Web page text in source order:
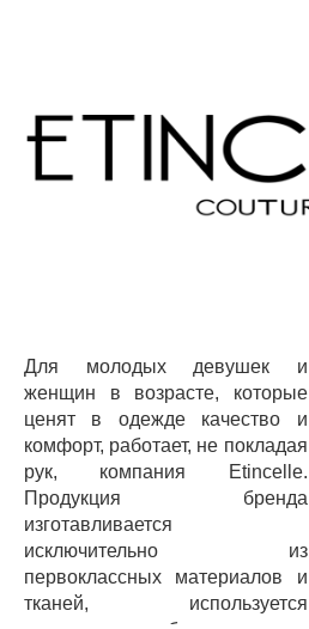
Для молодых девушек и
женщин в возрасте, которые
ценят в одежде качество и
комфорт, работает, не покладая
рук, компания Etincelle.
Продукция бренда
изготавливается
исключительно из
первоклассных материалов и
тканей, используется